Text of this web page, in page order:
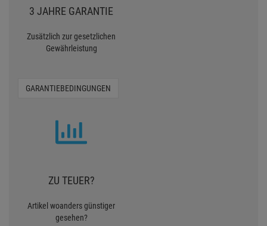
3 JAHRE GARANTIE
Zusätzlich zur gesetzlichen
Gewährleistung
GARANTIEBEDINGUNGEN
ZU TEUER?
Artikel woanders günstiger
gesehen?